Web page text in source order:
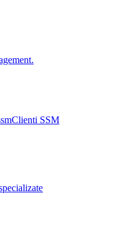
Clienti SSM